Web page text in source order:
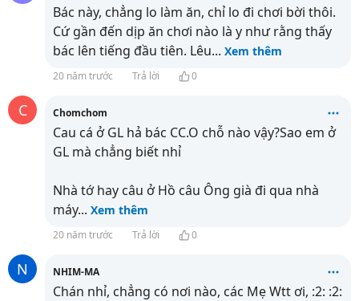
Bác này, chẳng lo làm ăn, chỉ lo đi chơi bời thôi.
Cứ gần đến dịp ăn chơi nào là y như rằng thấy
bác lên tiếng đầu tiên. Lêu... Xem thêm
20 năm trước Trả lời 0
C Chomchom
Cau cá ở GL hả bác CC.O chỗ nào vậy?Sao em ở
GL mà chẳng biết nhỉ
Nhà tớ hay câu ở Hồ câu Ông già đi qua nhà
máy... Xem thêm
20 năm trước Trả lời 0
N NHIM-MA
Chán nhỉ, chẳng có nơi nào, các Mẹ Wtt ơi, :2: :2: